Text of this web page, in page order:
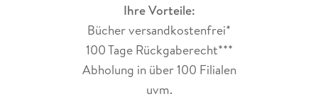
Ihre Vorteile:
Bücher versandkostenfrei*
100 Tage Rückgaberecht***
Abholung in über 100 Filialen
uvm.